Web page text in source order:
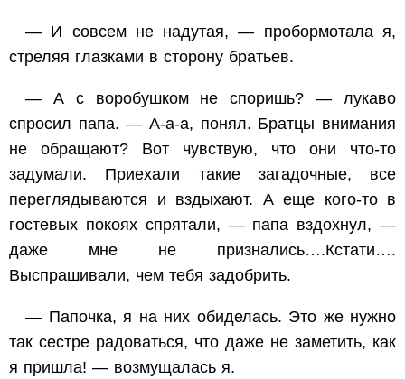
— И совсем не надутая, — пробормотала я,
стреляя глазками в сторону братьев.
— А с воробушком не споришь? — лукаво
спросил папа. — А-а-а, понял. Братцы внимания
не обращают? Вот чувствую, что они что-то
задумали. Приехали такие загадочные, все
переглядываются и вздыхают. А еще кого-то в
гостевых покоях спрятали, — папа вздохнул, —
даже мне не признались….Кстати….
Выспрашивали, чем тебя задобрить.
— Папочка, я на них обиделась. Это же нужно
так сестре радоваться, что даже не заметить, как
я пришла! — возмущалась я.